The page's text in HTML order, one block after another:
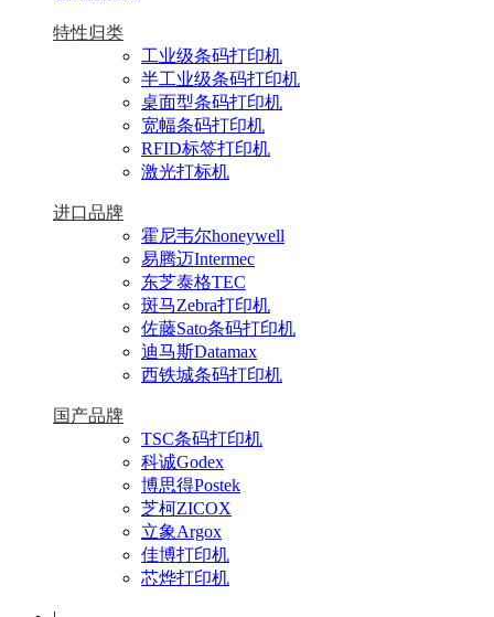
特性归类
工业级条码打印机
半工业级条码打印机
桌面型条码打印机
宽幅条码打印机
RFID标签打印机
激光打标机
进口品牌
霍尼韦尔honeywell
易腾迈Intermec
东芝泰格TEC
斑马Zebra打印机
佐藤Sato条码打印机
迪马斯Datamax
西铁城条码打印机
国产品牌
TSC条码打印机
科诚Godex
博思得Postek
芝柯ZICOX
立象Argox
佳博打印机
芯烨打印机